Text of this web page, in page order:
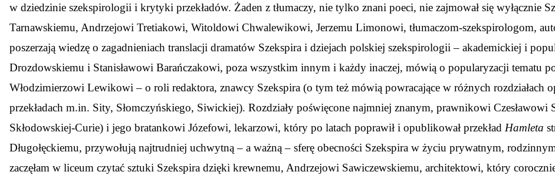
w dziedzinie szekspirologii i krytyki przekładów. Żaden z tłumaczy, nie tylko znani poeci, nie zajmował się wyłącznie
Tarnawskiemu, Andrzejowi Tretiakowi, Witoldowi Chwalewikowi, Jerzemu Limonowi, tłumaczom-szekspirologom,
poszerzają wiedzę o zagadnieniach translacji dramatów Szekspira i dziejach polskiej szekspirologii – akademickiej i
Drozdowskiemu i Stanisławowi Barańczakowi, poza wszystkim innym i każdy inaczej, mówią o popularyzacji tematu
Włodzimierzowi Lewikowi – o roli redaktora, znawcy Szekspira (o tym też mówią powracające w różnych rozdziałach
przekładach m.in. Sity, Słomczyńskiego, Siwickiej). Rozdziały poświęcone najmniej znanym, prawnikowi
Skłodowskiej-Curie) i jego bratankowi Józefowi, lekarzowi, który po latach poprawił i opublikował przekład Hamleta
Długołęckiemu, przywołują najtrudniej uchwytną – a ważną – sferę obecności Szekspira w życiu prywatnym,
zaczęłam w liceum czytać sztuki Szekspira dzięki krewnemu, Andrzejowi Sawiczewskiemu, architektowi, który